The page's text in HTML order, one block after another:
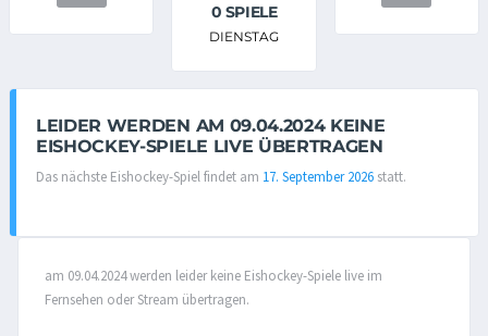
0 SPIELE
DIENSTAG
LEIDER WERDEN AM 09.04.2024 KEINE
EISHOCKEY-SPIELE LIVE ÜBERTRAGEN
Das nächste Eishockey-Spiel findet am 17. September 2026 statt.
am 09.04.2024 werden leider keine Eishockey-Spiele live im
Fernsehen oder Stream übertragen.